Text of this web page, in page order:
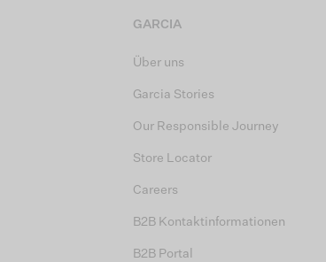
GARCIA
Über uns
Garcia Stories
Our Responsible Journey
Store Locator
Careers
B2B Kontaktinformationen
B2B Portal